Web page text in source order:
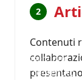
2
Contenuti
Inserzione
o contenuto